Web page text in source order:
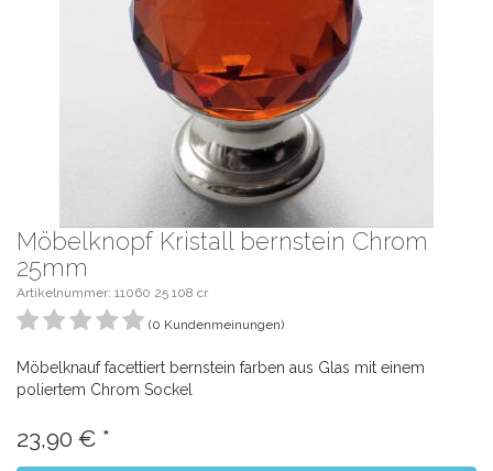
Möbelknopf Kristall bernstein Chrom
25mm
Artikelnummer: 11060 25 108 cr
(0 Kundenmeinungen)
Möbelknauf facettiert bernstein farben aus Glas mit einem
poliertem Chrom Sockel
23,90 € *